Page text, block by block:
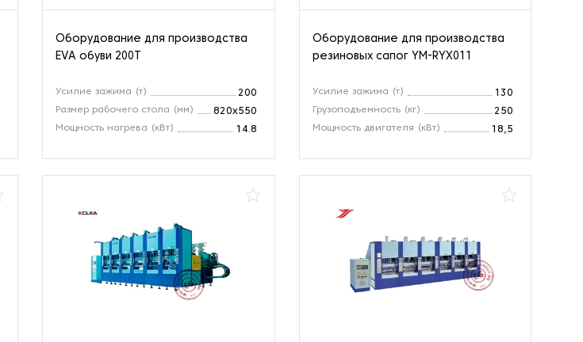
Оборудование для производства
EVA обуви 200Т
Усилие зажима (т)
200
Размер рабочего стола (мм)
820х550
Мощность нагрева (кВт)
14.8
Оборудование для производства
резиновых сапог YM-RYX011
Усилие зажима (т)
130
Грузоподъемность (кг)
250
Мощность двигателя (кВт)
18,5